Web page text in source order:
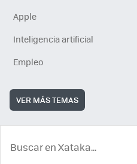
Apple
Inteligencia artificial
Empleo
VER MÁS TEMAS